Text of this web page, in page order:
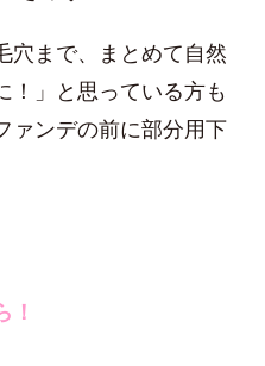
穴まで、まとめて自然
！」と思っている方も
ァンデの前に部分用下
！